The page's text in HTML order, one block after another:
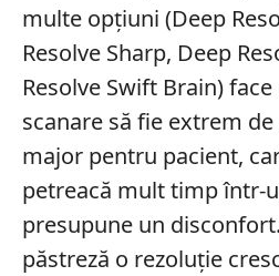
multe opțiuni (Deep
Resolve Sharp, Deep
Resolve Swift Brain)
scanare să fie extrem
major pentru pacient,
petreacă mult timp într-
presupune un
păstreză o rezoluție